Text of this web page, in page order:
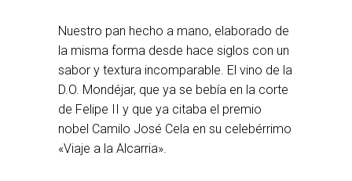
Nuestro pan hecho a mano, elaborado de
la misma forma desde hace siglos con un
sabor y textura incomparable. El vino de la
D.O. Mondéjar, que ya se bebía en la corte
de Felipe II y que ya citaba el premio
nobel Camilo José Cela en su celebérrimo
«Viaje a la Alcarria».